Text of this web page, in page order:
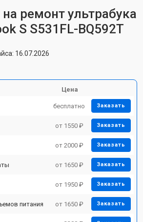
ремонт ультрабука
S S531FL-BQ592T
16.07.2026
Цена
бесплатно Заказать
от 1550 ₽ Заказать
от 2000 ₽ Заказать
от 1650 ₽ Заказать
от 1950 ₽ Заказать
питания от 1650 ₽ Заказать